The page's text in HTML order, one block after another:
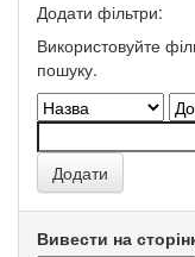
Додати фільтри:
Використовуйте
пошуку.
Вивести на